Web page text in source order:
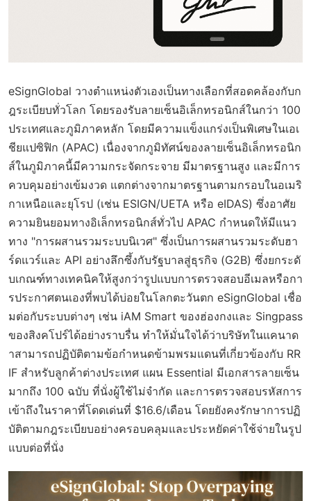
eSignGlobal วางตำแหน่งตัวเองเป็นทางเลือกที่สอดคล้องกับก
ฎระเบียบทั่วโลก โดยรองรับลายเซ็นอิเล็กทรอนิกส์ในกว่า 100
ประเทศและภูมิภาคหลัก โดยมีความแข็งแกร่งเป็นพิเศษในเอเ
ชียแปซิฟิก (APAC) เนื่องจากภูมิทัศน์ของลายเซ็นอิเล็กทรอนิก
ส์ในภูมิภาคนี้มีความกระจัดกระจาย มีมาตรฐานสูง และมีการ
ควบคุมอย่างเข้มงวด แตกต่างจากมาตรฐานตามกรอบในอเมริ
กาเหนือและยุโรป (เช่น ESIGN/UETA หรือ eIDAS) ซึ่งอาศัย
ความยินยอมทางอิเล็กทรอนิกส์ทั่วไป APAC กำหนดให้มีแนว
ทาง "การผสานรวมระบบนิเวศ" ซึ่งเป็นการผสานรวมระดับฮา
ร์ดแวร์และ API อย่างลึกซึ้งกับรัฐบาลสู่ธุรกิจ (G2B) ซึ่งยกระดั
บเกณฑ์ทางเทคนิคให้สูงกว่ารูปแบบการตรวจสอบอีเมลหรือกา
รประกาศตนเองที่พบได้บ่อยในโลกตะวันตก eSignGlobal เชื่อ
มต่อกับระบบต่างๆ เช่น iAM Smart ของฮ่องกงและ Singpass
ของสิงคโปร์ได้อย่างราบรื่น ทำให้มั่นใจได้ว่าบริษัทในแคนาด
าสามารถปฏิบัติตามข้อกำหนดข้ามพรมแดนที่เกี่ยวข้องกับ RR
IF สำหรับลูกค้าต่างประเทศ แผน Essential มีเอกสารลายเซ็น
มากถึง 100 ฉบับ ที่นั่งผู้ใช้ไม่จำกัด และการตรวจสอบรหัสการ
เข้าถึงในราคาที่โดดเด่นที่ $16.6/เดือน โดยยังคงรักษาการปฏิ
บัติตามกฎระเบียบอย่างครอบคลุมและประหยัดค่าใช้จ่ายในรูป
แบบต่อที่นั่ง